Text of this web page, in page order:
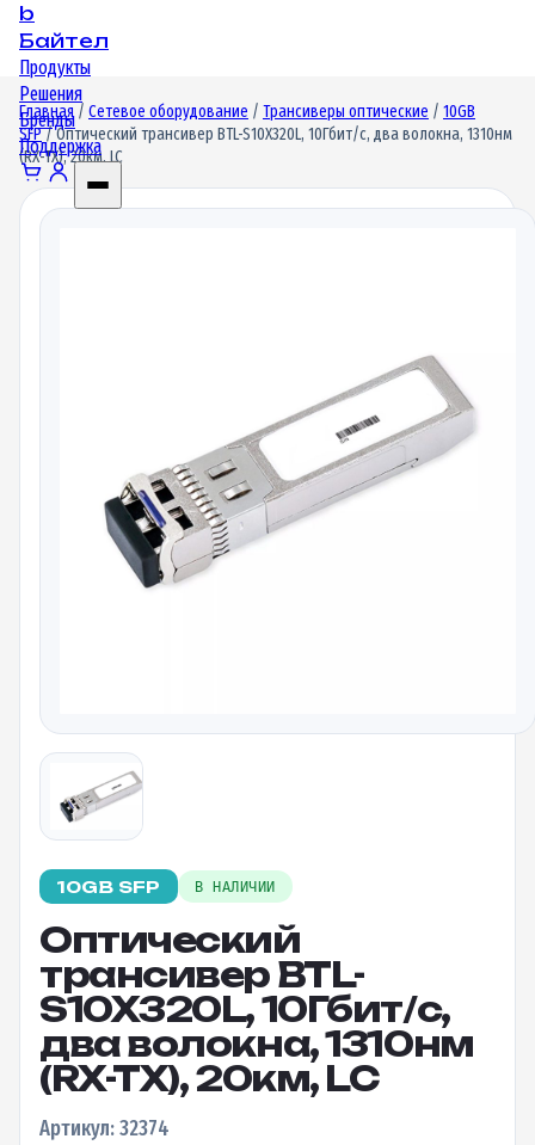
b
Байтел
Продукты
Решения
Бренды
Поддержка
Главная/ Сетевое оборудование / Трансиверы оптические / 10GB
SFP/ Оптический трансивер BTL-S10X320L, 10Гбит/c, два волокна, 1310нм
(RX-TX), 20км, LC
10GB SFP В НАЛИЧИИ
Оптический
трансивер BTL-
S10X320L, 10Гбит/c,
два волокна, 1310нм
(RX-TX), 20км, LC
Артикул: 32374